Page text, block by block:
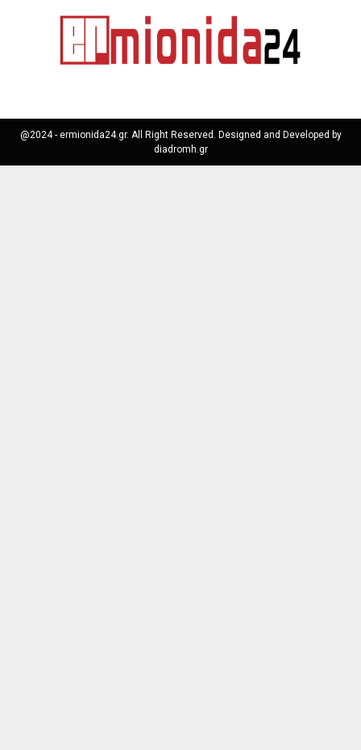
@2024 - ermionida24.gr. All Right Reserved. Designed and Developed by
diadromh.gr